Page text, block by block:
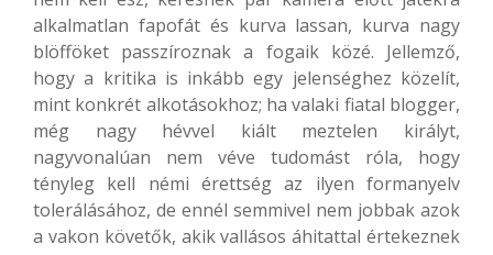
alkalmatlan fapofát és kurva lassan, kurva nagy
blöfföket passzíroznak a fogaik közé. Jellemző,
hogy a kritika is inkább egy jelenséghez közelít,
mint konkrét alkotásokhoz; ha valaki fiatal blogger,
még nagy hévvel kiált meztelen királyt,
nagyvonalúan nem véve tudomást róla, hogy
tényleg kell némi érettség az ilyen formanyelv
tolerálásához, de ennél semmivel nem jobbak azok
a vakon követők, akik vallásos áhitattal értekeznek